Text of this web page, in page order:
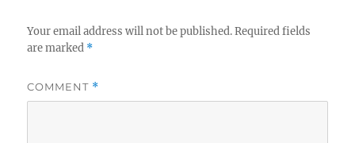
Your email address will not be published. Required fields
are marked *
COMMENT *